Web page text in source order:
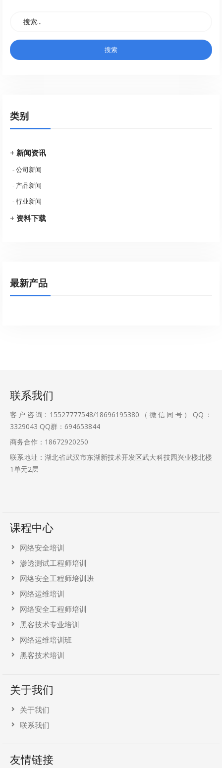
类别
+ 新闻资讯
-公司新闻
- 产品新闻
-行业新闻
+ 资料下载
最新产品
联系我们
客户咨询: 15527777548/18696195380（微信同号）QQ：
3329043 QQ群：694653844
商务合作：18672920250
联系地址：湖北省武汉市东湖新技术开发区武大科技园兴业楼北楼
1单元2层
课程中心
网络安全培训
渗透测试工程师培训
网络安全工程师培训班
网络运维培训
网络安全工程师培训
黑客技术专业培训
网络运维培训班
黑客技术培训
关于我们
关于我们
联系我们
友情链接